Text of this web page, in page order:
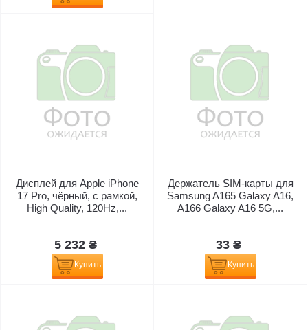
Дисплей для Apple iPhone
17 Pro, чёрный, с рамкой,
High Quality, 120Hz,...
5 232 ₴
Купить
Держатель SIM-карты для
Samsung A165 Galaxy A16,
A166 Galaxy A16 5G,...
33 ₴
Купить